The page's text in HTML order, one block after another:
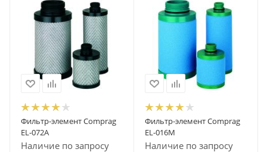
Фильтр-элемент Comprag
EL-072A
Наличие по запросу
Фильтр-элемент Comprag
EL-016M
Наличие по запросу